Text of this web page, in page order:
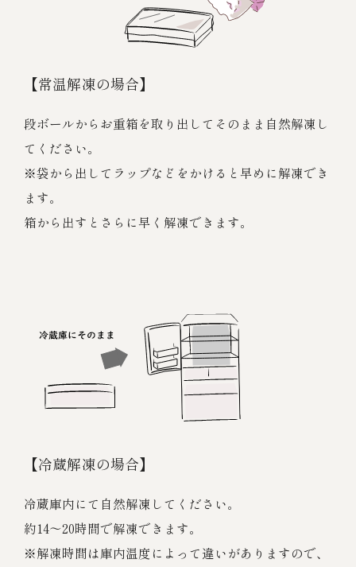
【常温解凍の場合】
段ボールからお重箱を取り出してそのまま自然解凍し
てください。
※袋から出してラップなどをかけると早めに解凍でき
ます。
箱から出すとさらに早く解凍できます。
【冷蔵解凍の場合】
冷蔵庫内にて自然解凍してください。
約14～20時間で解凍できます。
※解凍時間は庫内温度によって違いがありますので、